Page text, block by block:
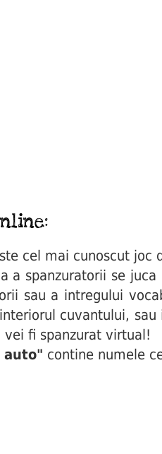
cel mai cunoscut joc
a spanzuratorii se
sau a intregului
cuvantului, sau
fi spanzurat virtual!
auto" contine numele